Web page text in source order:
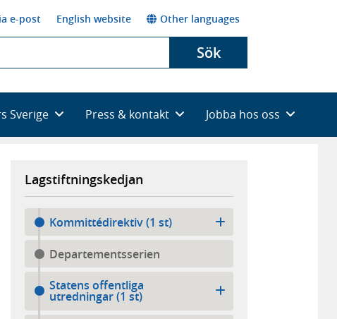
e-post English website Other languages
Sök
Sverige Press & kontakt Jobba hos oss
Lagstiftningskedjan
Kommittédirektiv (1 st)
Departementsserien
Statens offentliga
utredningar (1 st)